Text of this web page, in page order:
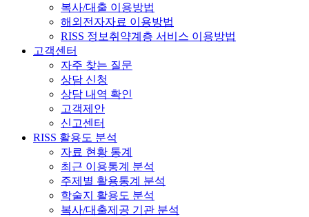
복사/대출 이용방법
해외전자자료 이용방법
RISS 정보취약계층 서비스 이용방법
고객센터
자주 찾는 질문
상담 신청
상담 내역 확인
고객제안
신고센터
RISS 활용도 분석
자료 현황 통계
최근 이용통계 분석
주제별 활용통계 분석
학술지 활용도 분석
복사/대출제공 기관 분석